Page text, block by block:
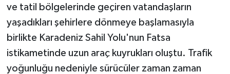
ve tatil bölgelerinde geçiren vatandaşların
yaşadıkları şehirlere dönmeye başlamasıyla
birlikte Karadeniz Sahil Yolu'nun Fatsa
istikametinde uzun araç kuyrukları oluştu. Trafik
yoğunluğu nedeniyle sürücüler zaman zaman
Vasıta
Yaşam